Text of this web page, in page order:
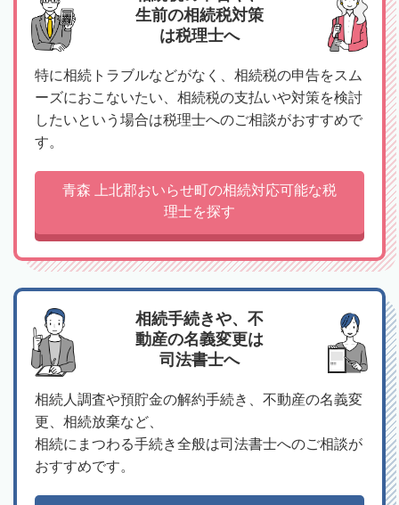
生前の相続税対策
は税理士へ
特に相続トラブルなどがなく、相続税の申告をスム
ーズにおこないたい、相続税の支払いや対策を検討
したいという場合は税理士へのご相談がおすすめで
す。
青森 上北郡おいらせ町の相続対応可能な税
理士を探す
相続手続きや、不
動産の名義変更は
司法書士へ
相続人調査や預貯金の解約手続き、不動産の名義変
更、相続放棄など、
相続にまつわる手続き全般は司法書士へのご相談が
おすすめです。